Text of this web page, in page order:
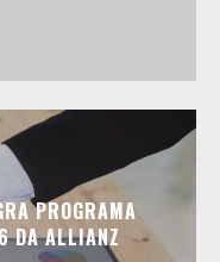
PROGRAMA
DA ALLIANZ